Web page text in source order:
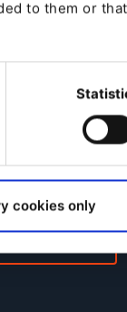
to them or
cookies only
Interaktive